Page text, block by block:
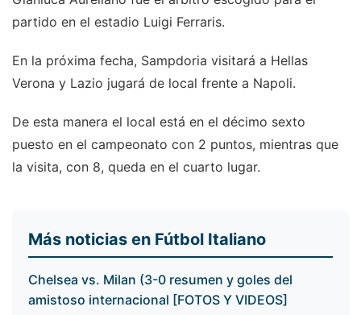
partido en el estadio Luigi Ferraris.
En la próxima fecha, Sampdoria visitará a Hellas
Verona y Lazio jugará de local frente a Napoli.
De esta manera el local está en el décimo sexto
puesto en el campeonato con 2 puntos, mientras que
la visita, con 8, queda en el cuarto lugar.
Más noticias en Fútbol Italiano
Chelsea vs. Milan (3-0 resumen y goles del
amistoso internacional [FOTOS Y VIDEOS]